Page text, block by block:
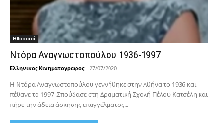
Hθοποιοί
Ντόρα Αναγνωστοπούλου 1936-1997
Ελληνικος Κινηματογραφος - 27/07/2020
Η Ντόρα Αναγνωστοπούλου γεννήθηκε στην Αθήνα το 1936 και
πέθανε το 1997 .Σπούδασε στη Δραματική Σχολή Πέλου Κατσέλη και
πήρε την άδεια άσκησης επαγγέλματος...